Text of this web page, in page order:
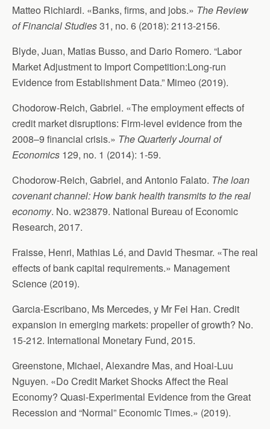
Matteo Richiardi. «Banks, firms, and jobs.» The Review
of Financial Studies31, no. 6 (2018): 2113-2156.
Blyde, Juan, Matias Busso, and Dario Romero. “Labor
Market Adjustment to Import Competition:Long-run
Evidence from Establishment Data.” Mimeo (2019).
Chodorow-Reich, Gabriel. «The employment effects of
credit market disruptions: Firm-level evidence from the
2008–9 financial crisis.» The Quarterly Journal of
Economics 129, no. 1 (2014): 1-59.
Chodorow-Reich, Gabriel, and Antonio Falato. The loan
covenant channel: How bank health transmits to the real
economy. No. w23879. National Bureau of Economic
Research, 2017.
Fraisse, Henri, Mathias Lé, and David Thesmar. «The real
effects of bank capital requirements.» Management
Science (2019).
Garcia-Escribano, Ms Mercedes, y Mr Fei Han. Credit
expansion in emerging markets: propeller of growth? No.
15-212. International Monetary Fund, 2015.
Greenstone, Michael, Alexandre Mas, and Hoai-Luu
Nguyen. «Do Credit Market Shocks Affect the Real
Economy? Quasi-Experimental Evidence from the Great
Recession and “Normal” Economic Times.» (2019).